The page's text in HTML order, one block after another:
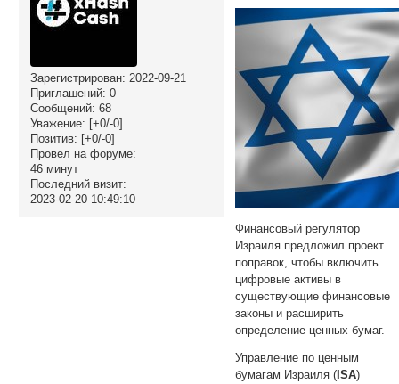
Зарегистрирован: 2022-09-21
Приглашений: 0
Сообщений: 68
Уважение: [+0/-0]
Позитив: [+0/-0]
Провел на форуме:
46 минут
Последний визит:
2023-02-20 10:49:10
Финансовый регулятор
Израиля предложил проект
поправок, чтобы включить
цифровые активы в
существующие финансовые
законы и расширить
определение ценных бумаг.
Управление по ценным
бумагам Израиля ( ISA)